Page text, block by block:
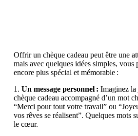
Offrir un chèque cadeau peut être une
mais avec quelques idées simples, vous
encore plus spécial et mémorable :
1. Un message personnel : Imaginez la
chèque cadeau accompagné d’un mot
“Merci pour tout votre travail” ou
vos rêves se réalisent”. Quelques mots
le cœur.